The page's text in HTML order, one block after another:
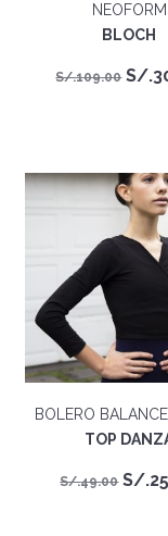
NEOFORM
BLOCH
S/.109.00 El
S/
S/.
BOLERO
TOP
S/.49.00 El
S/.